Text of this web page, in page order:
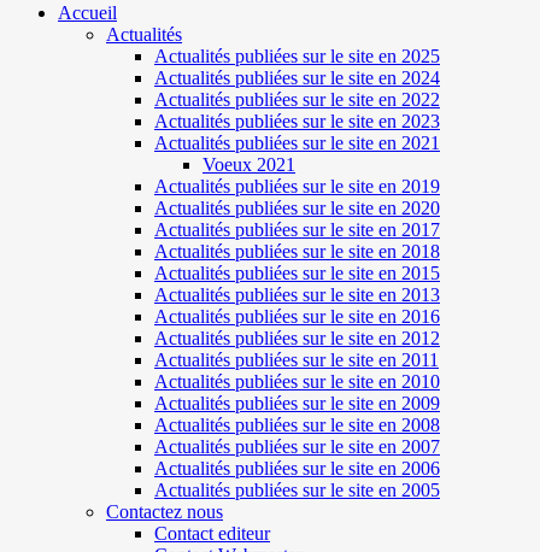
Accueil
Actualités
Actualités publiées sur le site en 2025
Actualités publiées sur le site en 2024
Actualités publiées sur le site en 2022
Actualités publiées sur le site en 2023
Actualités publiées sur le site en 2021
Voeux 2021
Actualités publiées sur le site en 2019
Actualités publiées sur le site en 2020
Actualités publiées sur le site en 2017
Actualités publiées sur le site en 2018
Actualités publiées sur le site en 2015
Actualités publiées sur le site en 2013
Actualités publiées sur le site en 2016
Actualités publiées sur le site en 2012
Actualités publiées sur le site en 2011
Actualités publiées sur le site en 2010
Actualités publiées sur le site en 2009
Actualités publiées sur le site en 2008
Actualités publiées sur le site en 2007
Actualités publiées sur le site en 2006
Actualités publiées sur le site en 2005
Contactez nous
Contact editeur